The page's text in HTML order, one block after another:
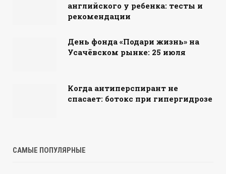
английского у ребенка: тесты и
рекомендации
День фонда «Подари жизнь» на
Усачёвском рынке: 25 июля
Когда антиперспирант не
спасает: ботокс при гипергидрозе
САМЫЕ ПОПУЛЯРНЫЕ